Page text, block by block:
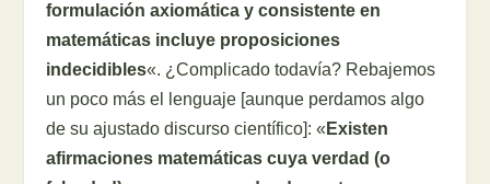
formulación axiomática y consistente en
matemáticas incluye proposiciones
indecidibles«. ¿Complicado todavía? Rebajemos
un poco más el lenguaje [aunque perdamos algo
de su ajustado discurso científico]: « Existen
afirmaciones matemáticas cuya verdad (o